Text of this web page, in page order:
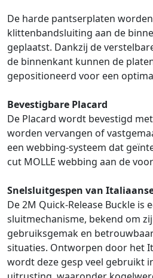
De harde pantserplaten
klittenbandsluiting aan de
geplaatst. Dankzij de
de binnenkant kunnen de
gepositioneerd voor een
Bevestigbare Placard
De Placard wordt bevestigd
worden vervangen of
een webbing-systeem dat
cut MOLLE webbing aan de
Snelsluitgespen van
De 2M Quick-Release Buckle is
sluitmechanisme, bekend om
gebruiksgemak en
situaties. Ontworpen door het
wordt deze gesp veel gebruikt